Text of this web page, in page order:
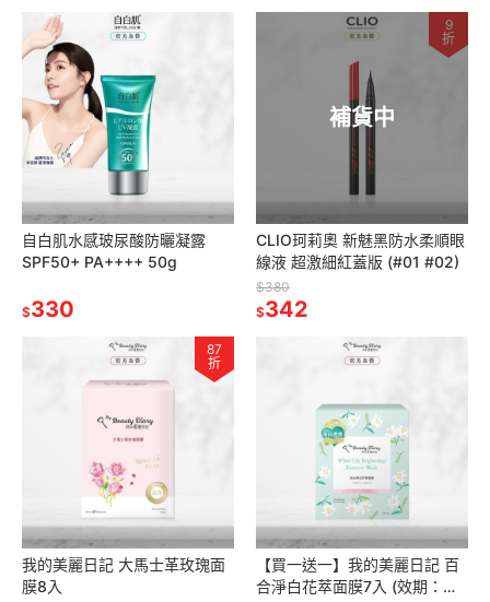
自白肌水感玻尿酸防曬凝露
SPF50+ PA++++ 50g
$330
補貨中
9
折
CLIO珂莉奧 新魅黑防水柔順眼
線液 超激細紅蓋版 (#01 #02)
$380
$342
87
折
我的美麗日記 大馬士革玫瑰面
膜8入
【買一送一】我的美麗日記 百
合淨白花萃面膜7入 (效期：